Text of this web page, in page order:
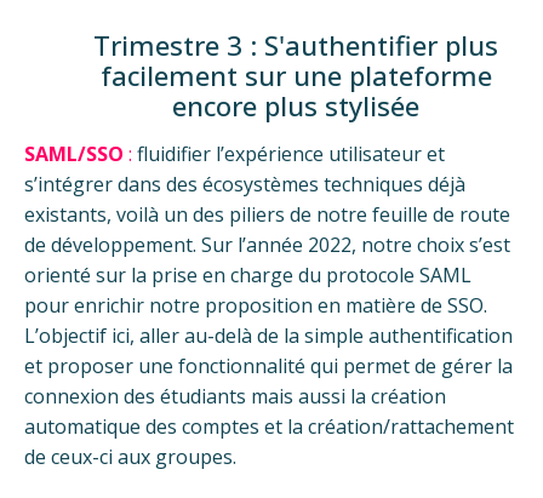
Trimestre 3 : S'authentifier plus
facilement sur une plateforme
encore plus stylisée
SAML/SSO : fluidifier l’expérience utilisateur et
s’intégrer dans des écosystèmes techniques déjà
existants, voilà un des piliers de notre feuille de route
de développement. Sur l’année 2022, notre choix s’est
orienté sur la prise en charge du protocole SAML
pour enrichir notre proposition en matière de SSO.
L’objectif ici, aller au-delà de la simple authentification
et proposer une fonctionnalité qui permet de gérer la
connexion des étudiants mais aussi la création
automatique des comptes et la création/rattachement
de ceux-ci aux groupes.